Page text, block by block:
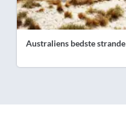
Australiens bedste strande